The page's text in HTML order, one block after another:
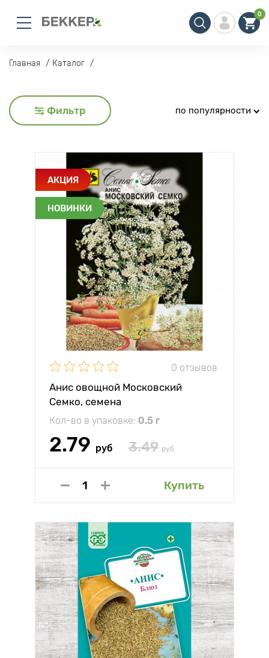
0
Главная Каталог
Фильтр по популярности
АКЦИЯ
НОВИНКИ
0 отзывов
Анис овощной Московский
Семко, семена
Кол-во в упаковке: 0.5 г
2.79 руб 3.49 руб
Купить